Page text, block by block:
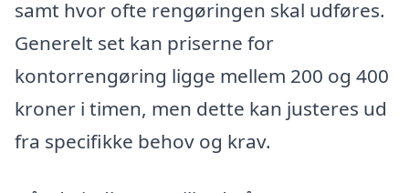
samt hvor ofte rengøringen skal udføres.
Generelt set kan priserne for
kontorrengøring ligge mellem 200 og 400
kroner i timen, men dette kan justeres ud
fra specifikke behov og krav.